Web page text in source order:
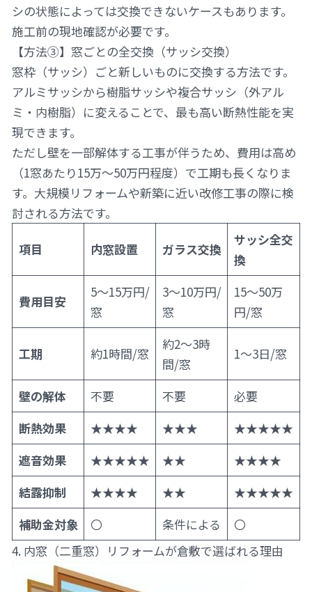
シの状態によっては交換できないケースもあります。
施工前の現地確認が必要です。
【方法③】窓ごとの全交換（サッシ交換）
窓枠（サッシ）ごと新しいものに交換する方法です。
アルミサッシから樹脂サッシや複合サッシ（外アル
ミ・内樹脂）に変えることで、最も高い断熱性能を実
現できます。
ただし壁を一部解体する工事が伴うため、費用は高め
（1窓あたり15万〜50万円程度）で工期も長くなりま
す。大規模リフォームや新築に近い改修工事の際に検
討される方法です。
項目 内窓設置 ガラス交換
サッシ全交
換
費用目安
5〜15万円/
窓
3〜10万円/
窓
15〜50万
円/窓
工期 約1時間/窓
約2〜3時
間/窓
1〜3日/窓
壁の解体 不要 不要
必要
断熱効果
★★★★ ★★★
★★★★★
遮音効果
★★★★★ ★★
★★★★
結露抑制
★★★★ ★★
★★★★★
補助金対象
〇 条件による
〇
4. 内窓（二重窓）リフォームが倉敷で選ばれる理由